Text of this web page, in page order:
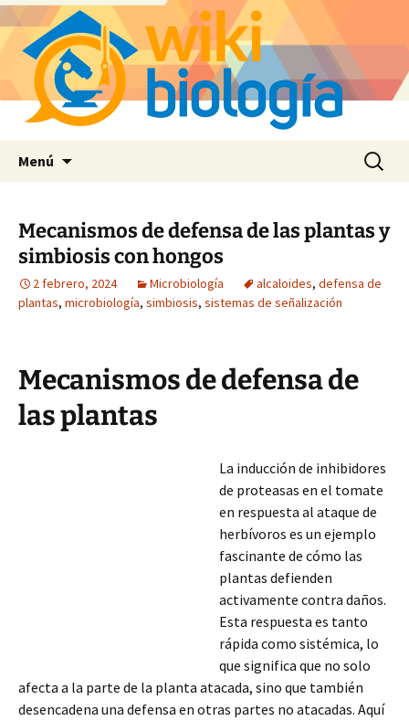
Menú Buscar:
Mecanismos de defensa de las plantas y
simbiosis con hongos
2 febrero, 2024 Microbiología alcaloides, defensa de
plantas, microbiología, simbiosis, sistemas de señalización
Mecanismos de defensa de
las plantas
La inducción de inhibidores
de proteasas en el tomate
en respuesta al ataque de
herbívoros es un ejemplo
fascinante de cómo las
plantas defienden
activamente contra daños.
Esta respuesta es tanto
rápida como sistémica, lo
que significa que no solo
afecta a la parte de la planta atacada, sino que también
desencadena una defensa en otras partes no atacadas. Aquí